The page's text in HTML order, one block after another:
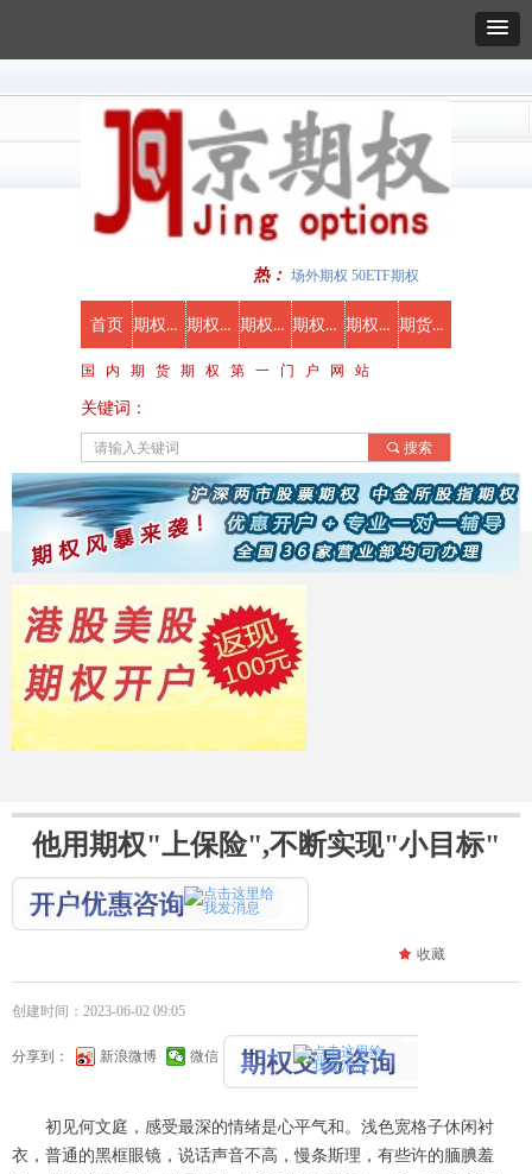
国 内 期 货 期 权 第 一 门 户 网 站
热： 场外期权 50ETF期权
关键词：
끠 搜索
首页 期权新闻 期权知识 期权行情 期权合约 期权视频 期货期权开户
他用期权"上保险",不断实现"小目标"
创建时间： 2023-06-02 09:05
끄 收藏
分享到： 新浪微博 微信 14
初见何文庭，感受最深的情绪是心平气和。浅色宽格子休闲衬
衣，普通的黑框眼镜，说话声音不高，慢条斯理，有些许的腼腆羞